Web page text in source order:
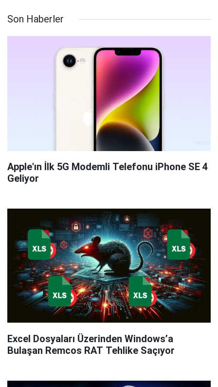
Son Haberler
Apple'ın İlk 5G Modemli Telefonu iPhone SE 4
Geliyor
Excel Dosyaları Üzerinden Windows’a
Bulaşan Remcos RAT Tehlike Saçıyor